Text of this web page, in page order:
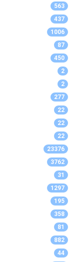
563
437
1006
87
450
2
2
277
22
22
22
23376
3762
31
1297
195
358
81
882
44